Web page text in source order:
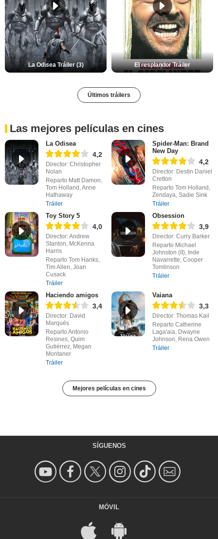
La Odisea Tráiler (3) El resplandor Tráiler
Últimos tráilers
Las mejores películas en cines
La Odisea
4,2
Director: Christopher
Nolan
Reparto Matt Damon,
Tom Holland, Anne
Hathaway
Tráiler
Spider-Man: Brand
New Day
4,2
Director: Destin Daniel
Cretton
Reparto Tom Holland,
Zendaya, Sadie Sink
Tráiler
Toy Story 5
4,0
Director: Andrew
Stanton, McKenna
Harris
Reparto Tom Hanks,
Tim Allen, Joan
Cusack
Tráiler
Obsession
3,9
Director: Curry Barker
Reparto Michael
Johnston (II), Inde
Navarrette, Cooper
Tomlinson
Tráiler
Haciendo amigos
3,4
Director: David
Marqués
Reparto Antonio
Resines, Quim
Gutiérrez, Megan
Montaner
Tráiler
Vaiana
3,3
Director: Thomas Kail
Reparto Catherine
Laga'aia, Dwayne
Johnson, Rena Owen
Tráiler
Mejores películas en cines
SÍGUENOS
MÓVIL